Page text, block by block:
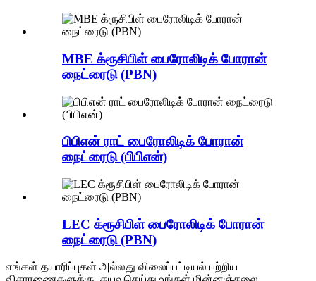
MBE க்ரூசிபிள் பைரோலிடிக் போரான்
நைட்ரைடு (PBN)
பிபிஎன் ராட் பைரோலிடிக் போரான்
நைட்ரைடு (பிபிஎன்)
LEC க்ரூசிபிள் பைரோலிடிக் போரான்
நைட்ரைடு (PBN)
எங்கள் தயாரிப்புகள் அல்லது விலைப்பட்டியல் பற்றிய